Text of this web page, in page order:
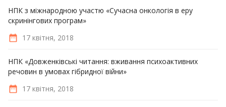
НПК з міжнародною участю «Сучасна онкологія в еру
скринінгових програм»
17 квітня, 2018
НПК «Довженківські читання: вживання психоактивних
речовин в умовах гібридної війни»
17 квітня, 2018